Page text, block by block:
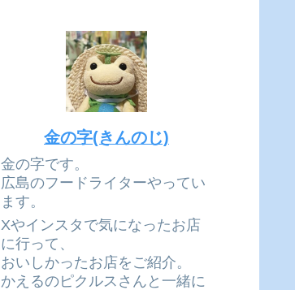
金の字(きんのじ)
金の字です。
広島のフードライターやってい
ます。
Xやインスタで気になったお店
に行って、
おいしかったお店をご紹介。
かえるのピクルスさんと一緒に